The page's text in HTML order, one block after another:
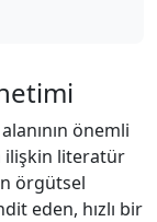
önemli
ilişkin literatür
örgütsel
eden, hızlı bir